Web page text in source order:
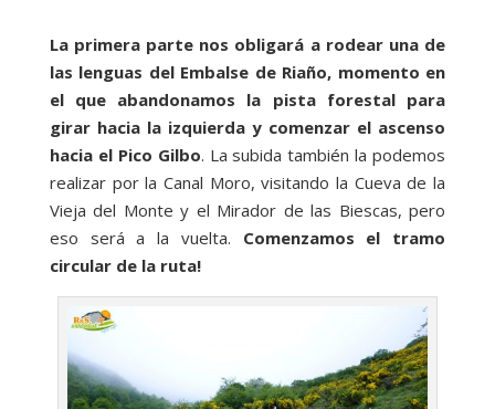
La primera parte nos obligará a rodear una de
las lenguas del Embalse de Riaño, momento en
el que abandonamos la pista forestal para
girar hacia la izquierda y comenzar el ascenso
hacia el Pico Gilbo. La subida también la podemos
realizar por la Canal Moro, visitando la Cueva de la
Vieja del Monte y el Mirador de las Biescas, pero
eso será a la vuelta. Comenzamos el tramo
circular de la ruta!